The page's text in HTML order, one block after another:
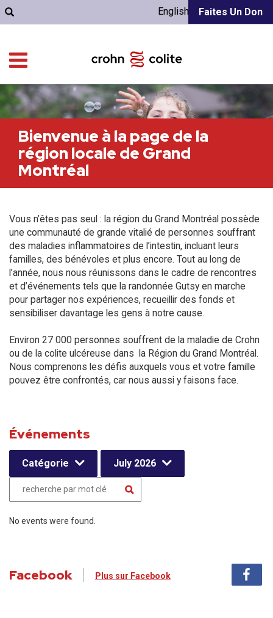
Faites Un Don
English
Bienvenue à la page de la
région locale de Grand
Montréal
Vous n’êtes pas seul : la région du Grand Montréal possède
une communauté de grande vitalié de personnes souffrant
des maladies inflammatoires de l’intestin, incluant leurs
familles, des bénévoles et plus encore. Tout au long de
l’année, nous nous réunissons dans le cadre de rencontres
et d’événements tels que la randonnée Gutsy en marche
pour partager nos expériences, recueillir des fonds et
sensibiliser davantage les gens à notre cause.
Environ 27 000 personnes souffrent de la maladie de Crohn
ou de la colite ulcéreuse dans la Région du Grand Montréal.
Nous comprenons les défis auxquels vous et votre famille
pouvez être confrontés, car nous aussi y faisons face.
Événements
Catégorie July 2026
No events were found.
Facebook Plus sur Facebook